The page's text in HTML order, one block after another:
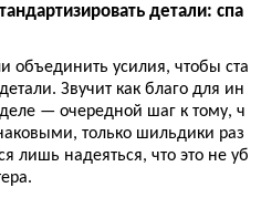
детали: спа
объединить усилия, чтобы ста
Звучит как благо для ин
— очередной шаг к тому, ч
только шильдики раз
лишь надеяться, что это не уб